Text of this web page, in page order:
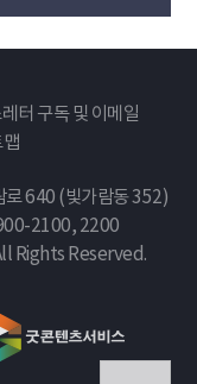
터 구독 및 이메일
로 640 (빛가람동 352)
2100, 2200
Rights Reserved.